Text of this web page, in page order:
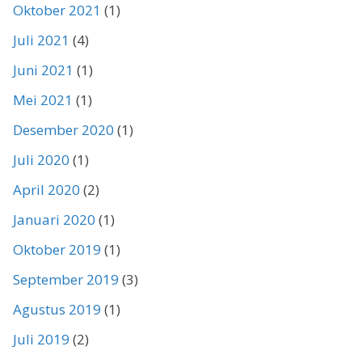
Oktober 2021 (1)
Juli 2021 (4)
Juni 2021 (1)
Mei 2021 (1)
Desember 2020 (1)
Juli 2020 (1)
April 2020 (2)
Januari 2020 (1)
Oktober 2019 (1)
September 2019 (3)
Agustus 2019 (1)
Juli 2019 (2)